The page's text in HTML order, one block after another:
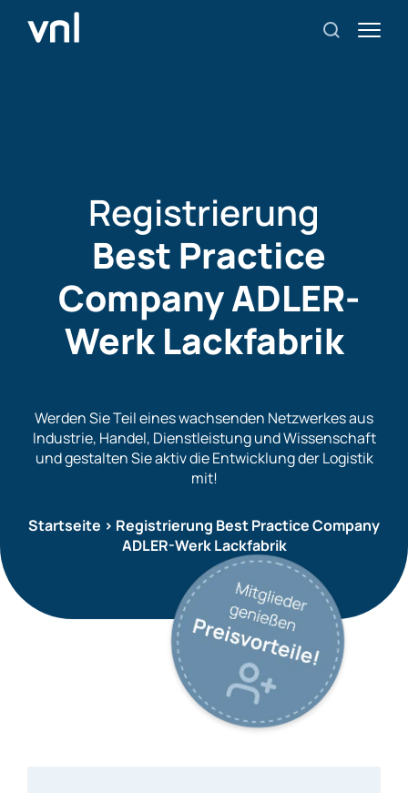
Registrierung
Best Practice
Company ADLER-
Werk Lackfabrik
Werden Sie Teil eines wachsenden Netzwerkes aus
Industrie, Handel, Dienstleistung und Wissenschaft
und gestalten Sie aktiv die Entwicklung der Logistik
mit!
Startseite > Registrierung Best Practice Company
ADLER-Werk Lackfabrik